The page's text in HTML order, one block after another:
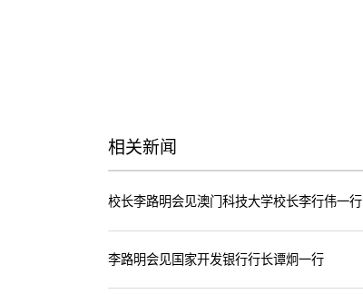
相关新闻
校长李路明会见澳门科技大学校长李行伟一行
李路明会见国家开发银行行长谭炯一行